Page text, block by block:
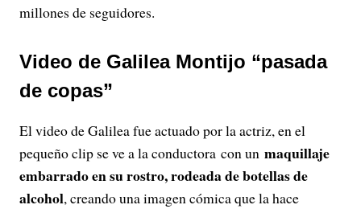
millones de seguidores.
Video de Galilea Montijo “pasada
de copas”
El video de Galilea fue actuado por la actriz, en el
pequeño clip se ve a la conductora con un maquillaje
embarrado en su rostro, rodeada de botellas de
alcohol, creando una imagen cómica que la hace